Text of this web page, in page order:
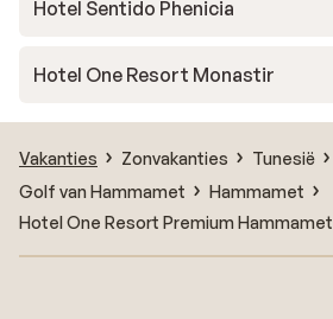
Hotel Sentido Phenicia
Hotel One Resort Monastir
Vakanties Zonvakanties
Tunesië
Golf van Hammamet
Hammamet
Hotel One Resort Premium Hammamet